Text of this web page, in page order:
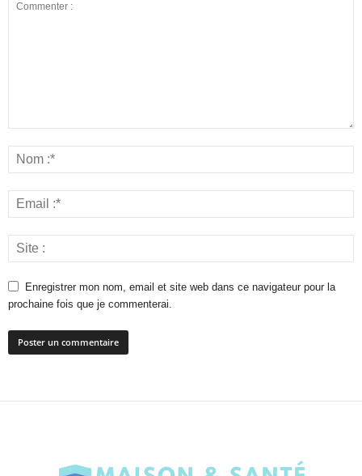
Enregistrer mon nom, email et site web dans ce navigateur pour la
prochaine fois que je commenterai.